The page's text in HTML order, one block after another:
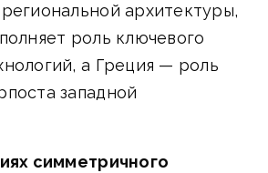
архитектуры,
роль ключевого
а Греция — роль
западной
симметричного